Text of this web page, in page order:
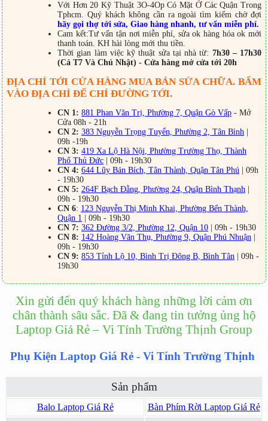
Với Hơn 20 Kỹ Thuật 3O-4Op Có Mặt Ở Các Quận Trong
Tphcm. Quý khách không cần ra ngoài tìm kiếm chờ đợi
hãy gọi thợ tới sửa, Giao hàng nhanh, tư vấn miễn phí.
Cam kết:Tư vấn tận nơi miễn phí, sửa ok hàng hóa ok mới
thanh toán. KH hài lòng mới thu tiền.
Thời gian làm việc kỹ thuật sửa tại nhà từ: 7h30 – 17h30
(Cả T7 Và Chủ Nhật) - Cửa hàng mở cửa tới 20h
ĐỊA CHỈ TỚI CỬA HÀNG MUA BÁN SỬA CHỮA. BẤM
VÀO ĐỊA CHỈ ĐỂ CHỈ ĐƯỜNG TỚI.
CN 1: 881 Phan Văn Trị, Phường 7, Quận Gò Vấp - Mở
Cửa 08h - 21h
CN 2: 383 Nguyễn Trọng Tuyển, Phường 2, Tân Bình
09h -19h
CN 3: 419 Xa Lộ Hà Nội, Phường Trường Thọ, Thành
Phố Thủ Đức | 09h - 19h30
CN 4: 644 Lũy Bán Bích, Tân Thành, Quận Tân Phú | 09h
- 19h30
CN 5: 264F Bạch Đằng, Phường 24, Quận Bình Thạnh
09h - 19h30
CN 6: 123 Nguyễn Thị Minh Khai, Phường Bến Thành,
Quận 1 | 09h - 19h30
CN 7: 362 Đường 3/2, Phường 12, Quận 10 | 09h - 19h30
CN 8: 142 Hoàng Văn Thụ, Phường 9, Quận Phú Nhuận
09h - 19h30
CN 9: 853 Tỉnh Lộ 10, Bình Trị Đông B, Bình Tân | 09h -
19h30
Xin gửi đến quý khách hàng những lời cảm ơn
chân thành sâu sắc. Đã & đang tin tưởng ủng hộ
Laptop Giá Rẻ – Vi Tính Trường Thịnh Group
Phụ Kiện Laptop Giá Rẻ - Vi Tính Trường Thịnh
Sản phẩm
Balo Laptop Giá Rẻ Bàn Phím Rời Laptop Giá Rẻ